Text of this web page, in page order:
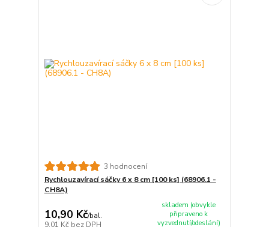
3 hodnocení
Rychlouzavírací sáčky 6 x 8 cm [100 ks] (68906.1 -
CH8A)
10,90 Kč/bal.
9,01 Kč bez DPH
skladem (obvykle
připraveno k
vyzvednutí/odeslání)